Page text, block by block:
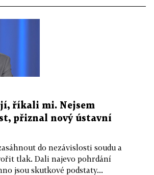
říkali mi. Nejsem
přiznal nový ústavní
do nezávislosti soudu a
tlak. Dali najevo pohrdání
jsou skutkové podstaty...